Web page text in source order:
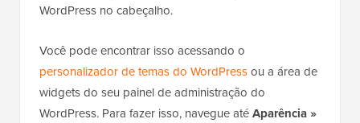
WordPress no cabeçalho.
Você pode encontrar isso acessando o
personalizador de temas do WordPressou a área de
widgets do seu painel de administração do
WordPress. Para fazer isso, navegue atéAparência »